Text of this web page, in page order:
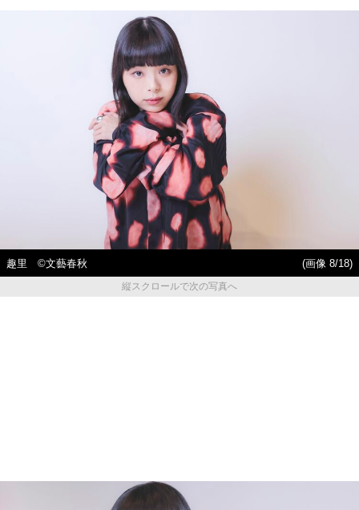
趣里 ©︎文藝春秋
(画像 8/18)
縦スクロールで次の写真へ